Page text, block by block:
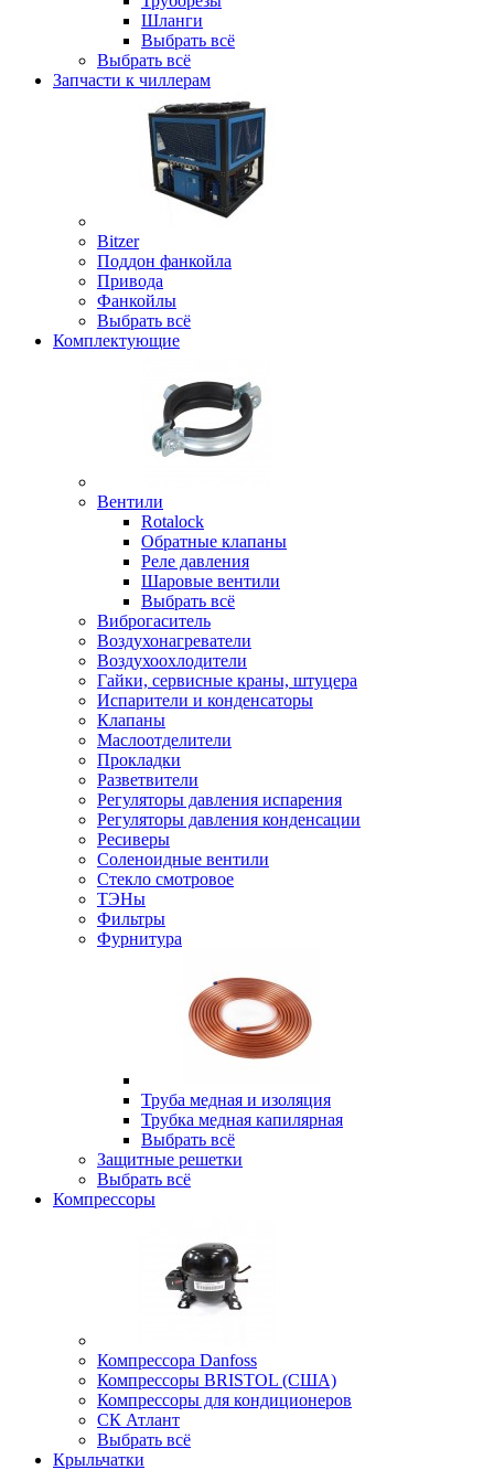
Шланги
Выбрать всё
Выбрать всё
Запчасти к чиллерам
Bitzer
Поддон фанкойла
Привода
Фанкойлы
Выбрать всё
Комплектующие
Вентили
Rotalock
Обратные клапаны
Реле давления
Шаровые вентили
Выбрать всё
Виброгаситель
Воздухонагреватели
Воздухоохлодители
Гайки, сервисные краны, штуцера
Испарители и конденсаторы
Клапаны
Маслоотделители
Прокладки
Разветвители
Регуляторы давления испарения
Регуляторы давления конденсации
Ресиверы
Соленоидные вентили
Стекло смотровое
ТЭНы
Фильтры
Фурнитура
Труба медная и изоляция
Трубка медная капилярная
Выбрать всё
Защитные решетки
Выбрать всё
Компрессоры
Компрессора Danfoss
Компрессоры BRISTOL (США)
Компрессоры для кондиционеров
СК Атлант
Выбрать всё
Крыльчатки